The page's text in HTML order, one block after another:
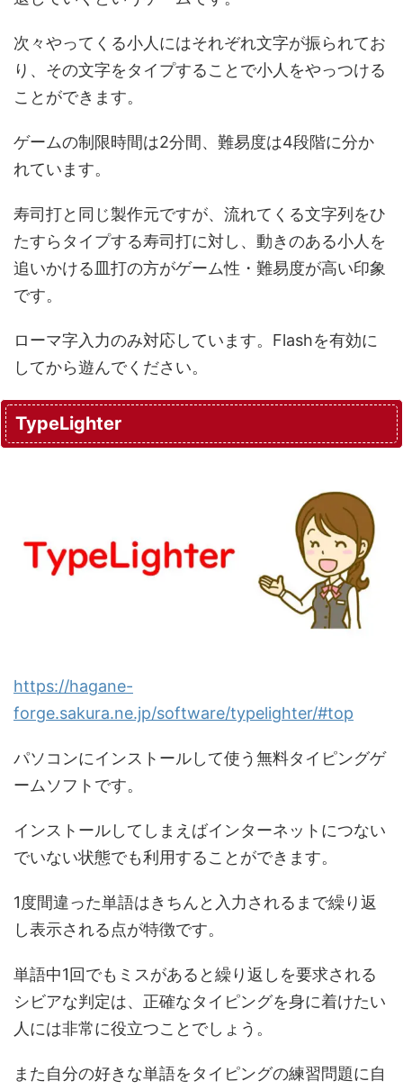
次々やってくる小人にはそれぞれ文字が振られてお
り、その文字をタイプすることで小人をやっつける
ことができます。
ゲームの制限時間は2分間、難易度は4段階に分か
れています。
寿司打と同じ製作元ですが、流れてくる文字列をひ
たすらタイプする寿司打に対し、動きのある小人を
追いかける皿打の方がゲーム性・難易度が高い印象
です。
ローマ字入力のみ対応しています。Flashを有効に
してから遊んでください。
TypeLighter
https://hagane-
forge.sakura.ne.jp/software/typelighter/#top
パソコンにインストールして使う無料タイピングゲ
ームソフトです。
インストールしてしまえばインターネットにつない
でいない状態でも利用することができます。
1度間違った単語はきちんと入力されるまで繰り返
し表示される点が特徴です。
単語中1回でもミスがあると繰り返しを要求される
シビアな判定は、正確なタイピングを身に着けたい
人には非常に役立つことでしょう。
また自分の好きな単語をタイピングの練習問題に自